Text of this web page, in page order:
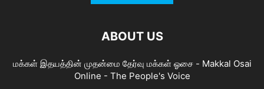
ABOUT US
மக்கள் இதயத்தின் முதன்மை தேர்வு மக்கள் ஓசை - Makkal Osai
Online - The People's Voice